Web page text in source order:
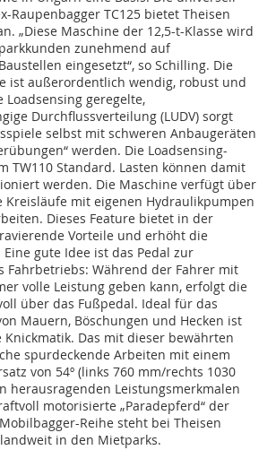
Raupenbagger TC125 bietet Theisen
„Diese Maschine der 12,5-t-Klasse wird
zunehmend auf
eingesetzt“, so Schilling. Die
ist außerordentlich wendig, robust und
Loadsensing geregelte,
Durchflussverteilung (LUDV) sorgt
selbst mit schweren Anbaugeräten
werden. Die Loadsensing-
TW110 Standard. Lasten können damit
werden. Die Maschine verfügt über
Kreisläufe mit eigenen Hydraulikpumpen
Dieses Feature bietet in der
Vorteile und erhöht die
gute Idee ist das Pedal zur
Fahrbetriebs: Während der Fahrer mit
volle Leistung geben kann, erfolgt die
über das Fußpedal. Ideal für das
Mauern, Böschungen und Hecken ist
Knickmatik. Das mit dieser bewährten
spurdeckende Arbeiten mit einem
von 54º (links 760 mm/rechts 1030
herausragenden Leistungsmerkmalen
motorisierte „Paradepferd“ der
Reihe steht bei Theisen
in den Mietparks.